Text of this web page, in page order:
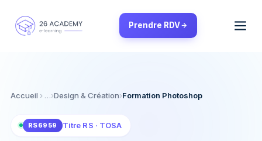
Prendre RDV
Accueil ›Design & Création›Formation Photoshop
RS6959 Titre RS · TOSA